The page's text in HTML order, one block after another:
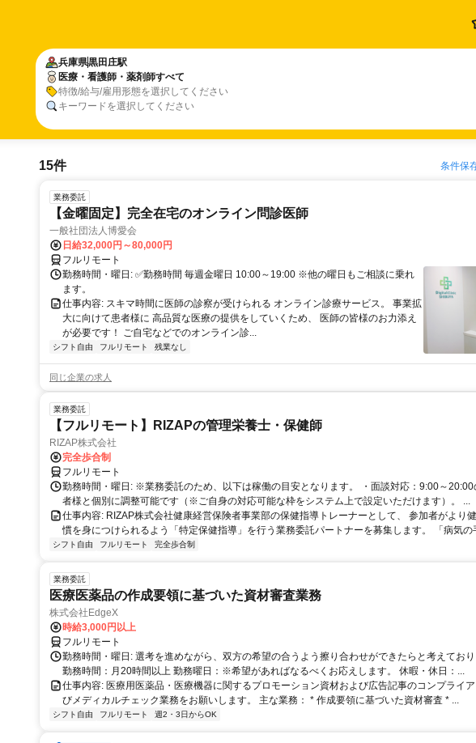
兵庫県黒田庄駅
医療・看護師・薬剤師すべて
特徴/給与/雇用形態を選択してください
キーワードを選択してください
15件 条件保
業務委託
【金曜固定】完全在宅のオンライン問診医師
一般社団法人博愛会
日給32,000円～80,000円
フルリモート
勤務時間・曜日: ✅勤務時間 毎週金曜日 10:00～19:00 ※他の曜日もご相談に乗れ
ます。
仕事内容: スキマ時間に医師の診察が受けられる オンライン診療サービス。 事業拡
大に向けて患者様に 高品質な医療の提供をしていくため、 医師の皆様のお力添え
が必要です！ ご自宅などでのオンライン診...
シフト自由 フルリモート 残業なし
同じ企業の求人
業務委託
【フルリモート】RIZAPの管理栄養士・保健師
RIZAP株式会社
完全歩合制
フルリモート
勤務時間・曜日: ※業務委託のため、以下は稼働の目安となります。 ・面談対応：9:00～20:00
者様と個別に調整可能です（※ご自身の対応可能な枠をシステム上で設定いただけます）。 ...
仕事内容: RIZAP株式会社健康経営保険者事業部の保健指導トレーナーとして、 参加者がより
慣を身につけられるよう「特定保健指導」を行う業務委託パートナーを募集します。 「病気の
シフト自由 フルリモート 完全歩合制
業務委託
医療医薬品の作成要領に基づいた資材審査業務
株式会社EdgeX
時給3,000円以上
フルリモート
勤務時間・曜日: 選考を進めながら、双方の希望の合うよう擦り合わせができたらと考えてお
勤務時間：月20時間以上 勤務曜日：※希望があればなるべくお応えします。 休暇・休日：...
仕事内容: 医療用医薬品・医療機器に関するプロモーション資材および広告記事のコンプライ
びメディカルチェック業務をお願いします。 主な業務： * 作成要領に基づいた資材審査 * ...
シフト自由 フルリモート 週2・3日からOK